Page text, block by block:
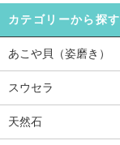
カテゴリーから探す
あこや貝（姿磨き）
スウセラ
天然石